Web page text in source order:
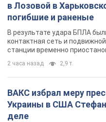
в Лозовой в
погибшие и раненые
В результате удара БПЛА
контактная сеть и
станции временно
2 часа назад 2,9 т.
ВАКС избрал меру
Украины в США
деле